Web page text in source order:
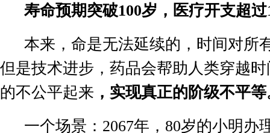
寿命预期突破100岁，医疗开支超过
本来，命是无法延续的，时间对所
但是技术进步，药品会帮助人类穿越
的不公平起来 ， 实现真正的阶级不平等
一个场景： 2067年， 80岁的小明办